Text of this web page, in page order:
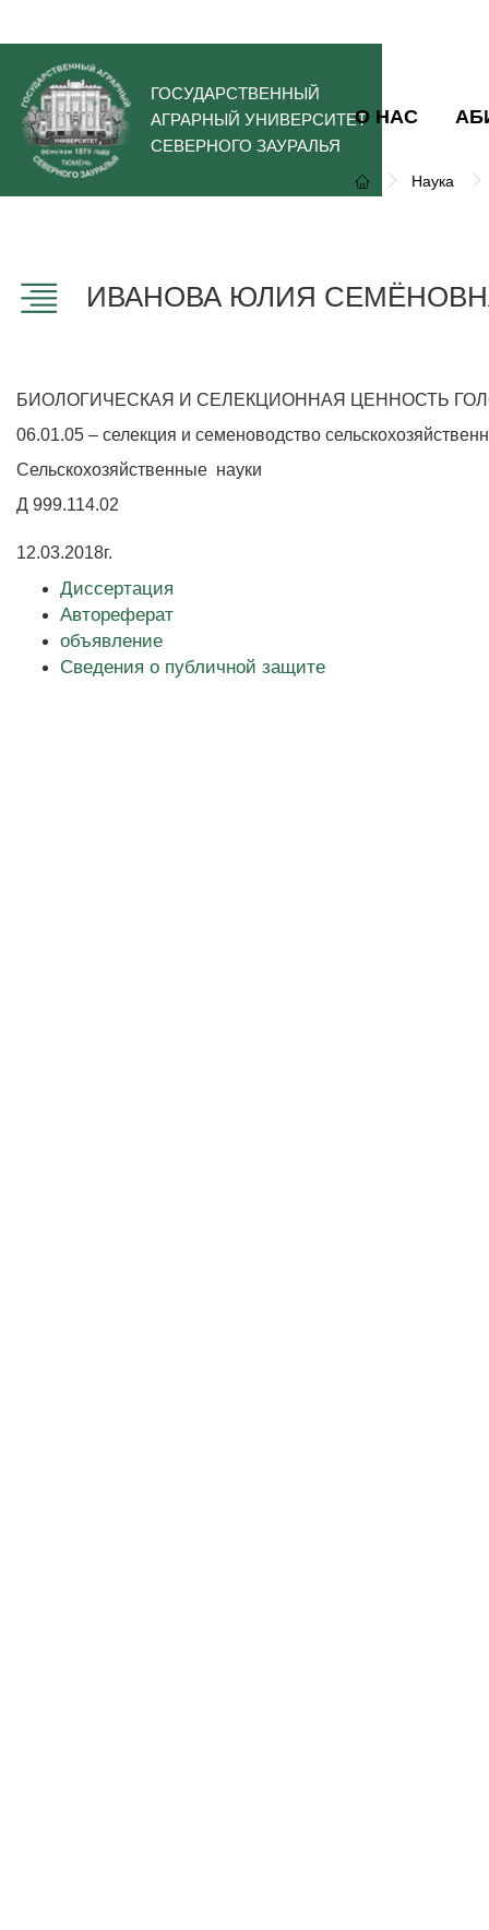
ГОСУДАРСТВЕННЫЙ
АГРАРНЫЙ УНИВЕРСИТЕТ
СЕВЕРНОГО ЗАУРАЛЬЯ
О НАС
Наука
ИВАНОВА ЮЛИЯ
БИОЛОГИЧЕСКАЯ И СЕЛЕКЦИОННАЯ ЦЕННОСТЬ
06.01.05 – селекция и семеноводство
Сельскохозяйственные науки
Д 999.114.02
12.03.2018г.
Диссертация
Автореферат
объявление
Сведения о публичной защите